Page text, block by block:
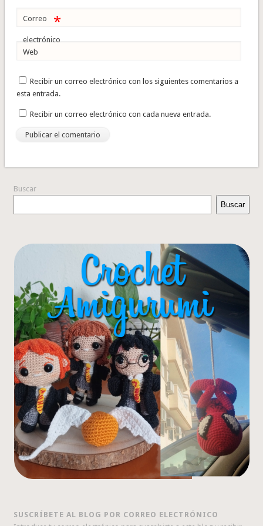
Correo
electrónico
*
Web
Recibir un correo electrónico con los siguientes comentarios a
esta entrada.
Recibir un correo electrónico con cada nueva entrada.
Buscar
Buscar
SUSCRÍBETE AL BLOG POR CORREO ELECTRÓNICO